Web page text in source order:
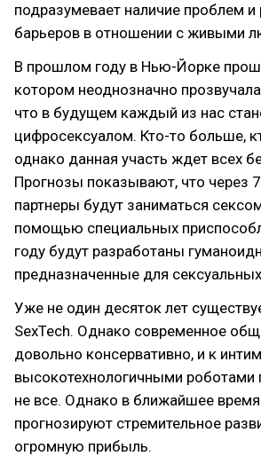
подразумевает наличие проблем и
барьеров в отношении с живыми
В прошлом году в Нью-Йорке
котором неоднозначно
что в будущем каждый из нас
цифросексуалом. Кто-то больше,
однако данная участь ждет всех
Прогнозы показывают, что через
партнеры будут заниматься
помощью специальных
году будут разработаны
предназначенные для сексуальных
Уже не один десяток лет
SexTech. Однако современное
довольно консервативно, и к
высокотехнологичными роботами
не все. Однако в ближайшее
прогнозируют стремительное
огромную прибыль.